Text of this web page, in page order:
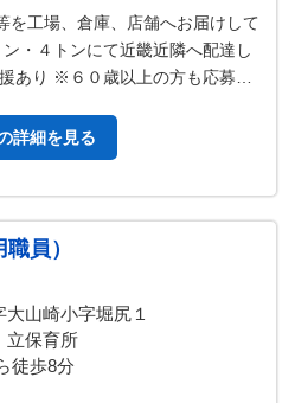
を工場、倉庫、店舗へお届けして
・４トンにて近畿近隣へ配達し
あり ※６０歳以上の方も応募相
詳細を見る
員）
山崎小字堀尻１
所
徒歩8分